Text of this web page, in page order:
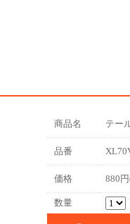
商品名 テー
品番
価格 880
数量